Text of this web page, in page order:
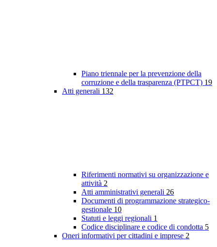
Piano triennale per la prevenzione della
corruzione e della trasparenza (PTPCT) 19
Atti generali 132
Riferimenti normativi su organizzazione e
attività 2
Atti amministrativi generali 26
Documenti di programmazione strategico-
gestionale 10
Statuti e leggi regionali 1
Codice disciplinare e codice di condotta 5
Oneri informativi per cittadini e imprese 2